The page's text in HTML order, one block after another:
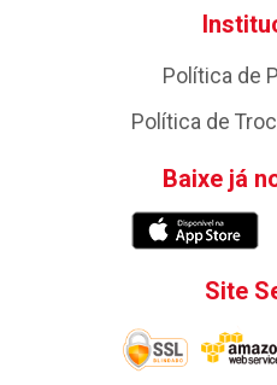
Política de
Política de
Baixe já
Site